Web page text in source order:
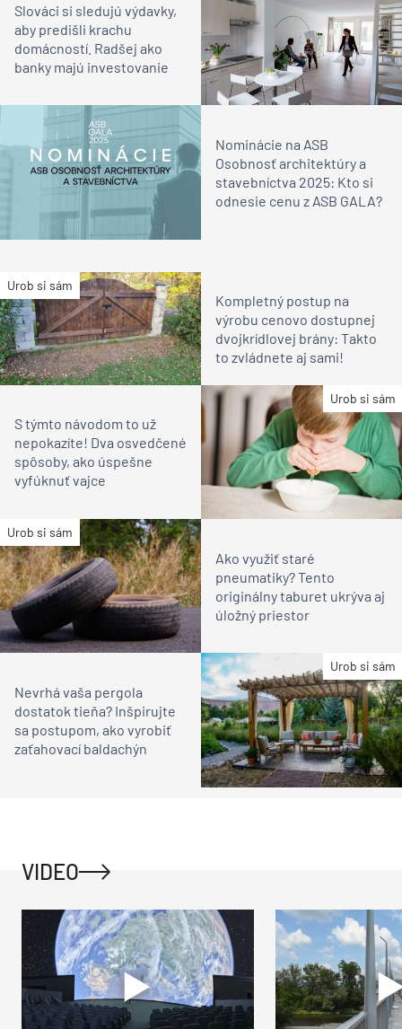
Slováci si sledujú výdavky,
aby predišli krachu
domácností. Radšej ako
banky majú investovanie
Nominácie na ASB
Osobnosť architektúry a
stavebníctva 2025: Kto si
odnesie cenu z ASB GALA?
Urob si sám
Kompletný postup na
výrobu cenovo dostupnej
dvojkrídlovej brány: Takto
to zvládnete aj sami!
Urob si sám
S týmto návodom to už
nepokazíte! Dva osvedčené
spôsoby, ako úspešne
vyfúknuť vajce
Urob si sám
Ako využiť staré
pneumatiky? Tento
originálny taburet ukrýva aj
úložný priestor
Urob si sám
Nevrhá vaša pergola
dostatok tieňa? Inšpirujte
sa postupom, ako vyrobiť
zaťahovací baldachýn
VIDEO